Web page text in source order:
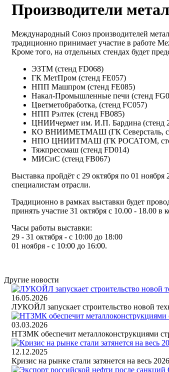
Производители
Международный Союз производителей
традиционно принимает участие в работе
Кроме того, на отдельных стендах будет
ЭЗТМ (стенд FD068)
ГК МетПром (стенд FE057)
НПП Машпром (стенд FE085)
Накал-Промышленные печи (стенд
Цветметобработка, (стенд FC057)
НПП Рэлтек (стенд FB085)
ЦНИИчермет им. И.П. Бардина (стенд
КО ВНИИМЕТМАШ (ГК Северсталь,
НПО ЦНИИТМАШ (ГК РОСАТОМ,
Тяжпрессмаш (стенд FD014)
МИСиС (стенд FB067)
Выставка пройдёт с 29 октября по 01
специалистам отрасли.
Традиционно в рамках выставки будет
принять участие 31 октября с 10.00 - 18.00 в
Часы работы выставки:
29 - 31 октября - с 10:00 до 18:00
01 ноября - с 10:00 до 16:00.
Другие новости
16.05.2026
ЛУКОЙЛ запускает строительство новой
03.03.2026
НТЗМК обеспечит металлоконструкциями
12.12.2025
Кризис на рынке стали затянется на весь